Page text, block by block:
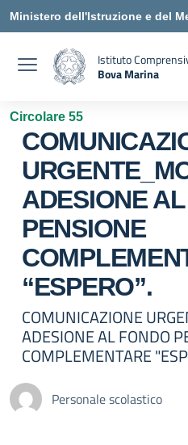
Ministero dell'Istruzione e del
Istituto
Bova Marina
Circolare 55
ADESIONE
PENSIONE
“ESPERO”.
COMUNICAZIONE
ADESIONE AL FONDO
COMPLEMENTARE
Personale scolastico